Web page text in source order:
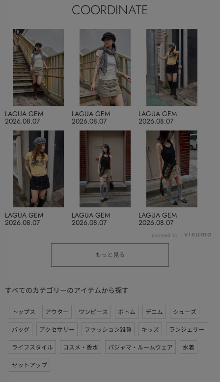
COORDINATE
2026.08.07
LAGUA GEM
2026.08.07
LAGUA GEM
2026.08.07
LAGUA GEM
2026.08.07
LAGUA GEM
2026.08.07
LAGUA GEM
2026.08.07
LAGUA GEM
powered by
もっと見る
すべてのカテゴリーのアイテムから探す
トップス アウター ワンピース ボトム デニム
シューズ
バッグ
アクセサリー ファッション雑貨 キッズ
ランジェリー
ライフスタイル
コスメ・香水 パジャマ・ルームウェア
水着
セットアップ